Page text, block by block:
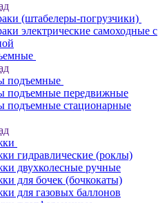
(штабелеры-погрузчики)
электрические самоходные с
подъемные
подъемные передвижные
подъемные стационарные
гидравлические (роклы)
двухколесные ручные
для бочек (бочкокаты)
для газовых баллонов